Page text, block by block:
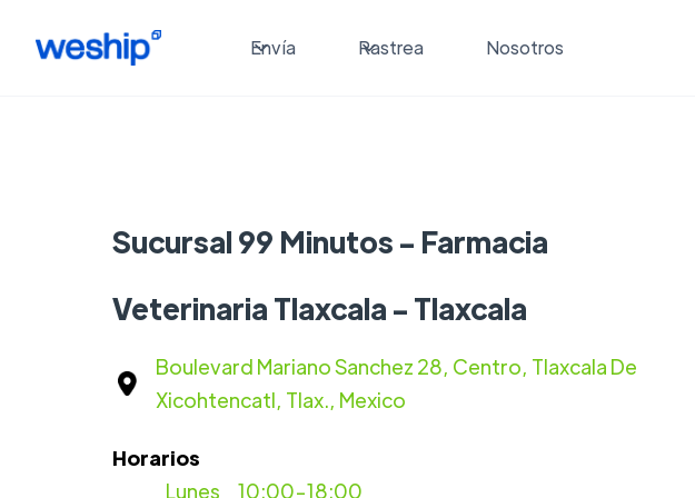
Envía Rastrea Nosotros
Sucursal 99 Minutos - Farmacia
Veterinaria Tlaxcala - Tlaxcala
Boulevard Mariano Sanchez 28, Centro, Tlaxcala De
Xicohtencatl, Tlax., Mexico
Horarios
10:00-18:00
Lunes